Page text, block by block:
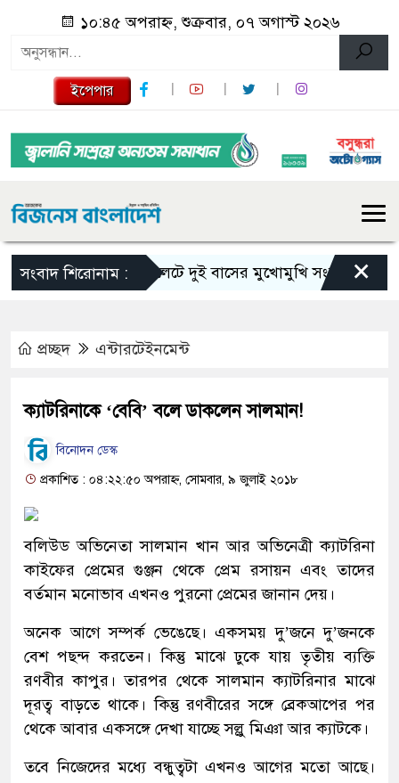
১০:৪৫ অপরাহ্ন, শুক্রবার, ০৭ অগাস্ট ২০২৬
ইপেপার
সংবাদ শিরোনাম :সিলেটে দুই বাসের মুখোমুখি সংঘর্ষে নিহত বেড়ে ৯
×
প্রচ্ছদ এন্টারটেইনমেন্ট
ক্যাটরিনাকে ‘বেবি’ বলে ডাকলেন সালমান!
বিনোদন ডেস্ক
প্রকাশিত : ০৪:২২:৫০ অপরাহ্ন, সোমবার, ৯ জুলাই ২০১৮
বলিউড অভিনেতা সালমান খান আর অভিনেত্রী ক্যাটরিনা
কাইফের প্রেমের গুঞ্জন থেকে প্রেম রসায়ন এবং তাদের
বর্তমান মনোভাব এখনও পুরনো প্রেমের জানান দেয়।
অনেক আগে সম্পর্ক ভেঙেছে। একসময় দু’জনে দু’জনকে
বেশ পছন্দ করতেন। কিন্তু মাঝে ঢুকে যায় তৃতীয় ব্যক্তি
রণবীর কাপুর। তারপর থেকে সালমান ক্যাটরিনার মাঝে
দূরত্ব বাড়তে থাকে। কিন্তু রণবীরের সঙ্গে ব্রেকআপের পর
থেকে আবার একসঙ্গে দেখা যাচ্ছে সল্লু মিঞা আর ক্যাটকে।
তবে নিজেদের মধ্যে বন্ধুত্বটা এখনও আগের মতো আছে।